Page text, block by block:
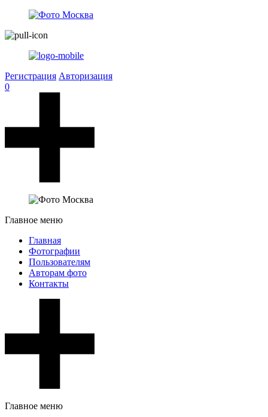
Регистрация Авторизация
0
Главное меню
Главная
Фотографии
Пользователям
Авторам фото
Контакты
Главное меню